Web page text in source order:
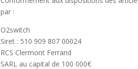
par :
O2switch
Siret : 510 909 807 00024
RCS Clermont Ferrand
SARL au capital de 100 000€